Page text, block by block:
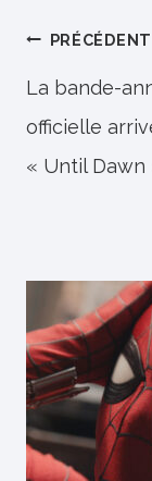
de
l’article
PRÉCÉDENT
La bande-
officielle
« Until Dawn